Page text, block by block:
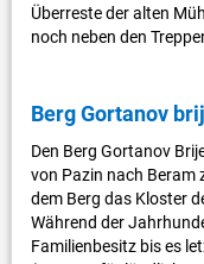
Überreste der alten
noch neben den
Berg Gortanov
Den Berg Gortanov
von Pazin nach Beram
dem Berg das Kloster
Während der
Familienbesitz bis es